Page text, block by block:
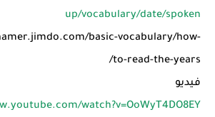
up/vocabulary/date/spoken
basic-vocabulary/how-
to-read-the-years
/
فيديو
watch?v=OoWyT4DO8EY